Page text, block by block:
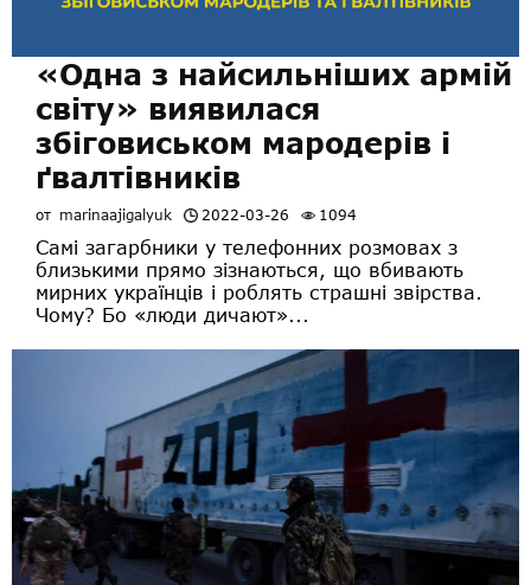
«Одна з найсильніших армій
світу» виявилася
збіговиськом мародерів і
ґвалтівників
от marinaajigalyuk 2022-03-26 1094
Самі загарбники у телефонних розмовах з
близькими прямо зізнаються, що вбивають
мирних українців і роблять страшні звірства.
Чому? Бо «люди дичают»...